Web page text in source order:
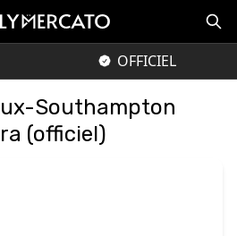
OFFICIEL
Southampton
(officiel)